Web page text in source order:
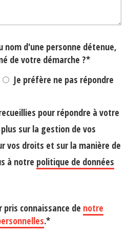
nom d'une personne détenue,
de votre démarche ?*
Je préfère ne pas répondre
pour répondre à votre
sur la gestion de vos
vos droits et sur la manière de
à notre politique de données
connaissance de notre
.*